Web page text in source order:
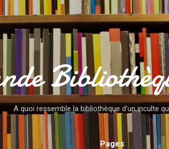
Accéder au contenu principal
A quoi ressemble la bibliothèque d'un inculte
Pages